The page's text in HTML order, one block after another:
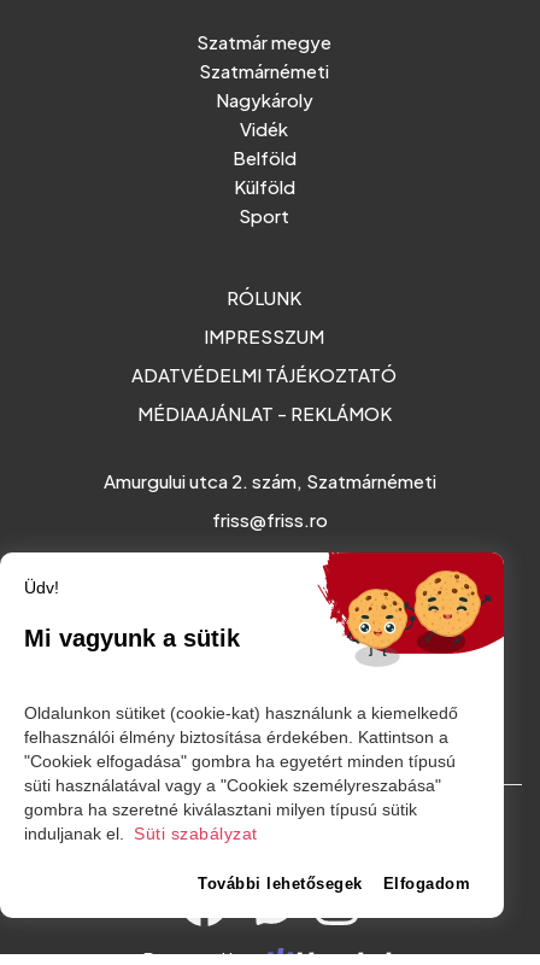
Szatmár megye
Szatmárnémeti
Nagykároly
Vidék
Belföld
Külföld
Sport
RÓLUNK
IMPRESSZUM
ADATVÉDELMI TÁJÉKOZTATÓ
MÉDIAAJÁNLAT - REKLÁMOK
Amurgului utca 2. szám, Szatmárnémeti
friss@friss.ro
© Minden jog fenntartva. 2026
Powered by
Üdv!
Mi vagyunk a sütik
Oldalunkon sütiket (cookie-kat) használunk a kiemelkedő
felhasználói élmény biztosítása érdekében. Kattintson a
"Cookiek elfogadása" gombra ha egyetért minden típusú
süti használatával vagy a "Cookiek személyreszabása"
gombra ha szeretné kiválasztani milyen típusú sütik
induljanak el.
Süti szabályzat
További lehetősegek Elfogadom